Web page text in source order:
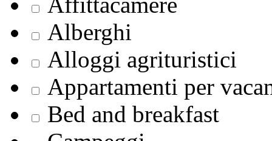
Alberghi
Alloggi agrituristici
Appartamenti per
Bed and breakfast